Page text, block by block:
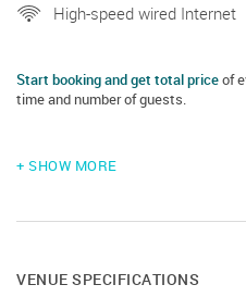
High-speed wired Internet
Start booking and get total priceof
time and number of guests.
+ SHOW MORE
VENUE SPECIFICATIONS